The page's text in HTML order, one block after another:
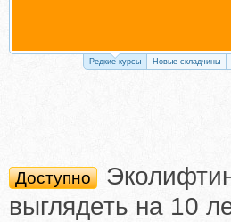
Редкие курсы Новые складчины
Доступно
выглядеть на 10